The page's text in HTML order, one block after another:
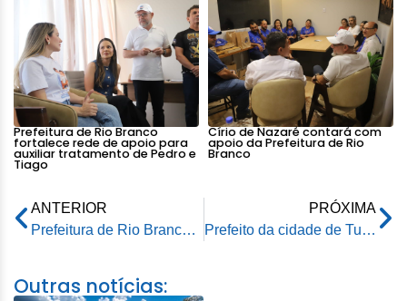
Prefeitura de Rio Branco
fortalece rede de apoio para
auxiliar tratamento de Pedro e
Tiago
Círio de Nazaré contará com
apoio da Prefeitura de Rio
Branco
ANTERIOR
Prefeitura de Rio Branco inicia reforma na ponte sobre o Rio Judia e pede atenção para evitar acidentes
PRÓXIMA
Prefeito da cidade de Tupã, em São Paulo, diz que prefeito Tião Bocalom é inspiração para ele
Outras notícias: